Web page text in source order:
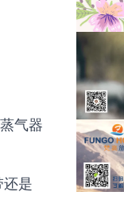
气器
是